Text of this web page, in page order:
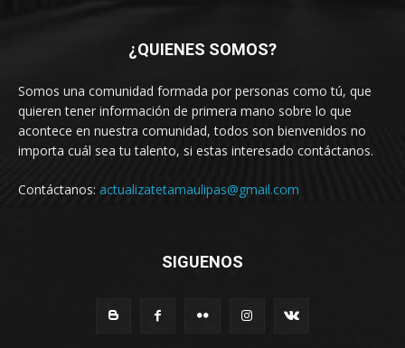
¿QUIENES SOMOS?
Somos una comunidad formada por personas como tú, que
quieren tener información de primera mano sobre lo que
acontece en nuestra comunidad, todos son bienvenidos no
importa cuál sea tu talento, si estas interesado contáctanos.
Contáctanos: actualizatetamaulipas@gmail.com
SIGUENOS